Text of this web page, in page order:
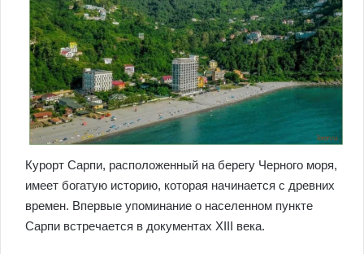
Курорт Сарпи, расположенный на берегу Черного моря,
имеет богатую историю, которая начинается с древних
времен. Впервые упоминание о населенном пункте
Сарпи встречается в документах XIII века.